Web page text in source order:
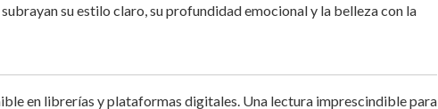
su estilo claro, su profundidad emocional y la belleza con la
en librerías y plataformas digitales. Una lectura imprescindible para